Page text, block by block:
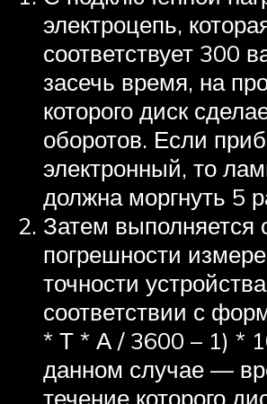
электроцепь,
соответствует 300
засечь время, на
которого диск
оборотов. Если
электронный, то
должна моргнуть 5
Затем выполняется
погрешности
точности
соответствии с
* Т * А / 3600 – 1) *
данном случае —
течение которого